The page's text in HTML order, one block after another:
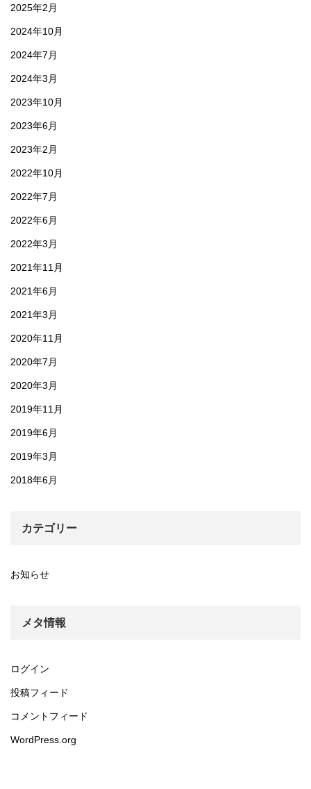
2025年2月
2024年10月
2024年7月
2024年3月
2023年10月
2023年6月
2023年2月
2022年10月
2022年7月
2022年6月
2022年3月
2021年11月
2021年6月
2021年3月
2020年11月
2020年7月
2020年3月
2019年11月
2019年6月
2019年3月
2018年6月
カテゴリー
お知らせ
メタ情報
ログイン
投稿フィード
コメントフィード
WordPress.org